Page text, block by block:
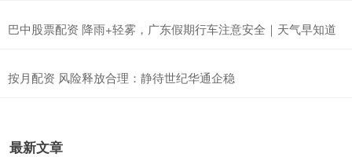
巴中股票配资 降雨+轻雾，广东假期行车注意安全｜天气早知道
按月配资 风险释放合理：静待世纪华通企稳
最新文章